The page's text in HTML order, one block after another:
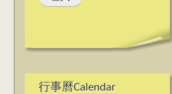
行事曆Calendar